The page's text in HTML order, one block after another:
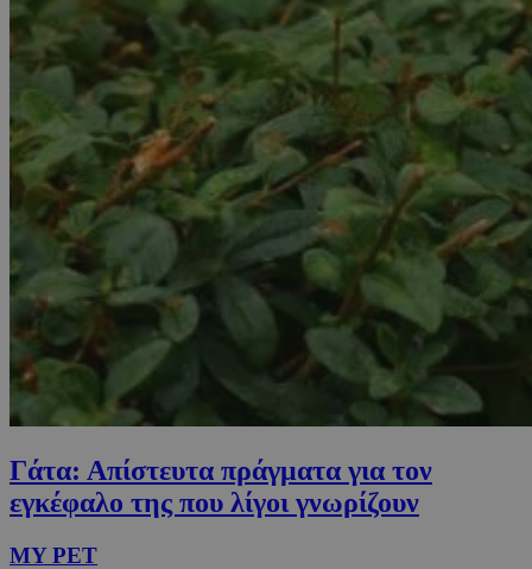
Γάτα: Απίστευτα πράγματα για τον
εγκέφαλο της που λίγοι γνωρίζουν
MY PET